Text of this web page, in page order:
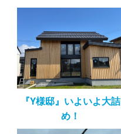
『Y様邸』いよいよ大詰
め！